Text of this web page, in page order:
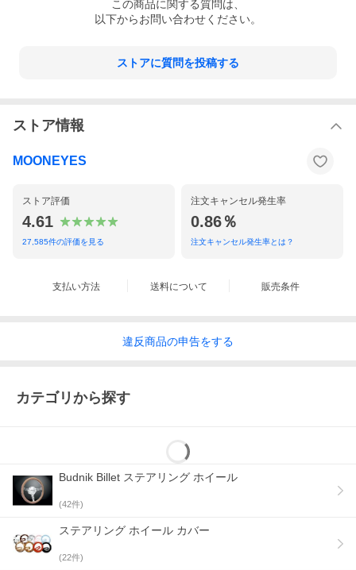
この商品に関する質問は、
以下からお問い合わせください。
ストアに質問を投稿する
ストア情報
MOONEYES
ストア評価
4.61
27,585件の評価を見る
注文キャンセル発生率
0.86％
注文キャンセル発生率とは？
支払い方法 送料について 販売条件
違反商品の申告をする
カテゴリから探す
Budnik Billet ステアリング ホイール
(42件)
ステアリング ホイール カバー
(22件)